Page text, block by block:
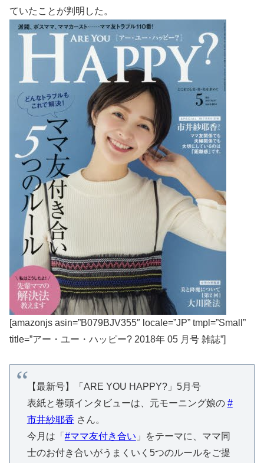
ていたことが判明した。
[amazonjs asin=”B079BJV355″ locale=”JP” tmpl=”Small”
title=”アー・ユー・ハッピー? 2018年 05 月号 雑誌”]
【最新号】「ARE YOU HAPPY?」5月号
表紙と巻頭インタビューは、元モーニング娘の #
市井紗耶香 さん。
今月は「 #ママ友付き合い 」をテーマに、ママ同
士のお付き合いがうまくいく5つのルールをご提